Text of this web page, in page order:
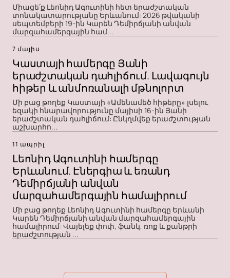
Միացե՛ք Լեոնիդ Ագուտինի հետ երաժշտական ​​
տոնակատարությանը Երևանում: 2026 թվականի
սեպտեմբերի 19-ին Կարեն Դեմիրճյանի անվան
մարզահամերգային համ...
7 մայիս
Կաստայի համերգը Յանի
երաժշտական ​​դահլիճում. Լավագույն
հիթեր և անմոռանալի մթնոլորտ
Մի բաց թողեք Կաստայի «Ամենամեծ հիթերը» լսելու
եզակի հնարավորությունը մայիսի 16-ին Յանի
երաժշտական ​​դահլիճում: Ընկղմվեք երաժշտության
աշխարհո...
11 ապրիլ
Լեոնիդ Ագուտինի համերգը
Երևանում. Էներգիա և եռանդ
Դեմիրճյանի անվան
մարզահամերգային համալիրում
Մի բաց թողեք Լեոնիդ Ագուտինի համերգը Երևանի
Կարեն Դեմիրճյանի անվան մարզահամերգային
համալիրում: Վայելեք փոփ, ֆանկ, ռոք և քանթրի
երաժշտության ...